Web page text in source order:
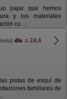
pajar que hemos
y los materiales
cu ...
a 24,4
pistas de esquí de
familiares de